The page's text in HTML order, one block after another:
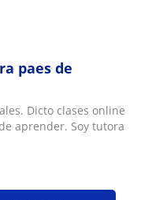
paes de
Dicto clases online
aprender. Soy tutora